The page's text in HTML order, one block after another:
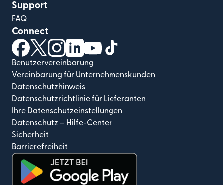
Support
FAQ
Connect
(wird in einem neuen Fenster geöffnet)
(wird in einem neuen Fenster geöffnet)
(wird in einem neuen Fenster geöffnet)
(wird in einem neuen Fenster geöffnet)
(wird in einem neuen Fenster
Benutzervereinbarung
Vereinbarung für Unternehmenskunden
Datenschutzhinweis
Datenschutzrichtlinie für Lieferanten
Ihre Datenschutzeinstellungen
Datenschutz – Hilfe-Center
Sicherheit
Barrierefreiheit